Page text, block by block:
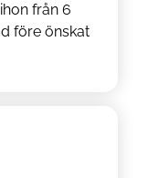
från 6
före önskat